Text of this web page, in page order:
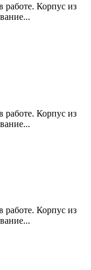
Корпус из
Корпус из
Корпус из